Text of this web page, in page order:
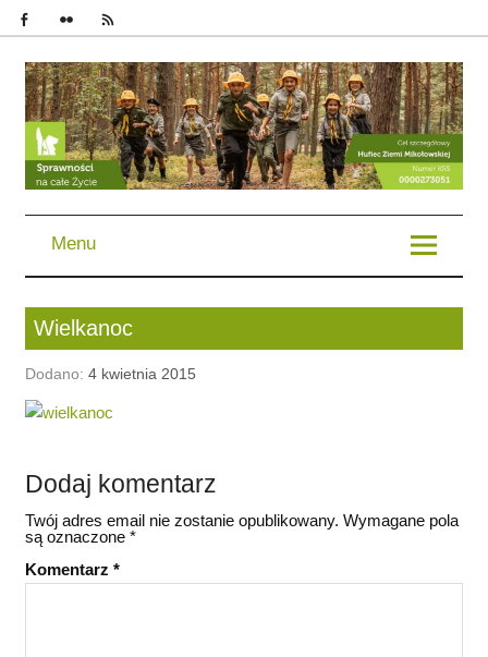
im. Bohaterów Powstań Śląskich | Chorągiew Śląska | ZHP
Menu
Wielkanoc
Dodano: 4 kwietnia 2015
Dodaj komentarz
Twój adres email nie zostanie opublikowany. Wymagane pola
są oznaczone *
Komentarz *